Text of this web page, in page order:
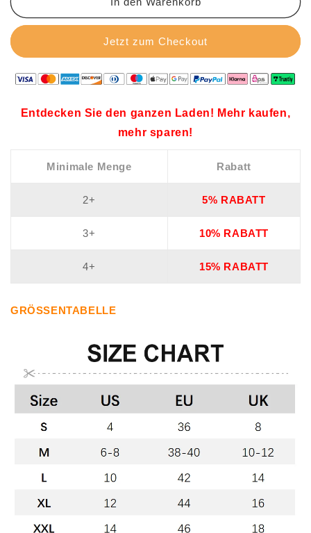
Jetzt zum Checkout
Entdecken Sie den ganzen Laden! Mehr kaufen,
mehr sparen!
Minimale Menge Rabatt
2+ 5% RABATT
3+ 10% RABATT
4+ 15% RABATT
GRÖSSENTABELLE